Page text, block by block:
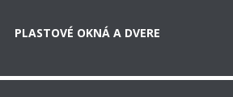
PLASTOVÉ OKNÁ A DVERE